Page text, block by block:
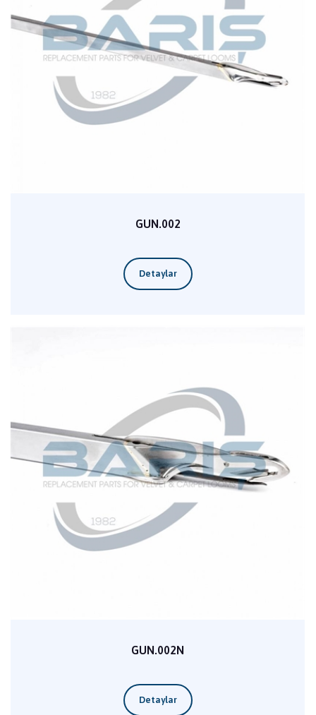
GUN.002
GUN.002N